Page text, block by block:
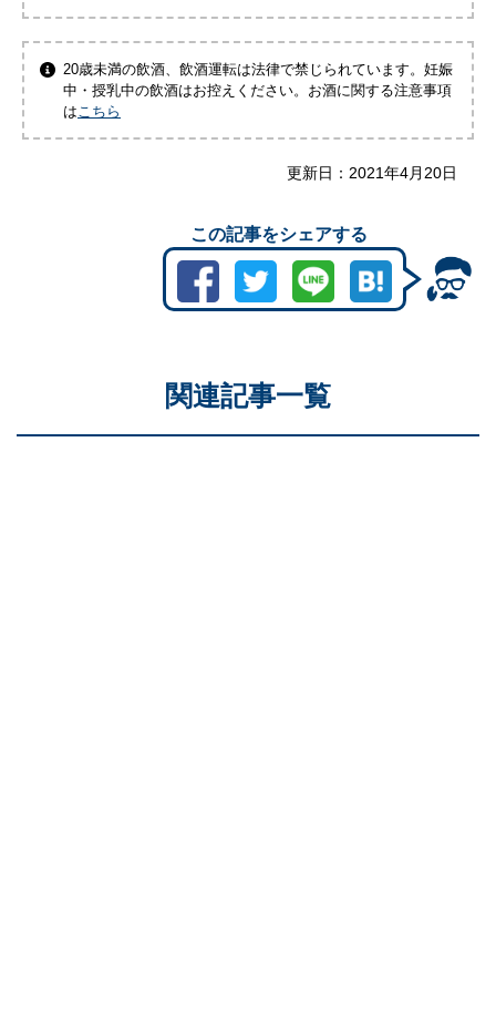
20歳未満の飲酒、飲酒運転は法律で禁じられています。妊娠
中・授乳中の飲酒はお控えください。お酒に関する注意事項
は こちら
更新日： 2021年4月20日
この記事をシェアする
関連記事一覧